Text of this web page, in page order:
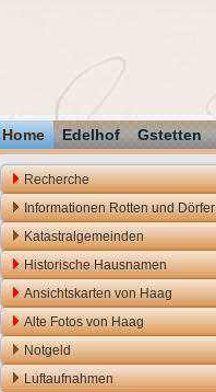
Home Edelhof Gstetten
Recherche
Informationen Rotten und Dörfer
Katastralgemeinden
Historische Hausnamen
Ansichtskarten von Haag
Alte Fotos von Haag
Notgeld
Luftaufnahmen